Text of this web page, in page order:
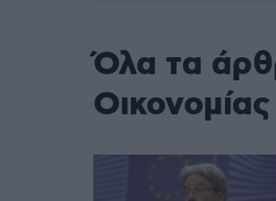
Όλα τα
Οικονομίας